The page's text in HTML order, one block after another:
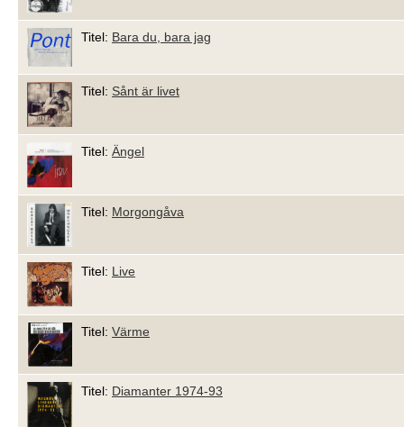
Titel: Bara du, bara jag
Titel: Sånt är livet
Titel: Ängel
Titel: Morgongåva
Titel: Live
Titel: Värme
Titel: Diamanter 1974-93